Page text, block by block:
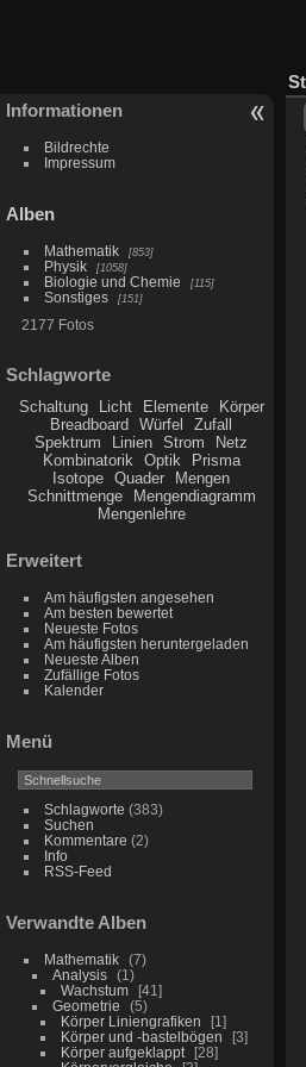
Informationen
Bildrechte
Impressum
Alben
Mathematik 853
Physik 1058
Biologie und Chemie 115
Sonstiges 151
2177 Fotos
Schlagworte
Schaltung Licht Elemente
Körper
Breadboard
Würfel
Zufall
Spektrum
Linien Strom
Netz
Kombinatorik
Optik
Prisma
Isotope
Quader
Mengen
Schnittmenge
Mengendiagramm
Mengenlehre
Erweitert
Am häufigsten angesehen
Am besten bewertet
Neueste Fotos
Am häufigsten heruntergeladen
Neueste Alben
Zufällige Fotos
Kalender
Menü
Schlagworte (383)
Suchen
Kommentare (2)
Info
RSS-Feed
Verwandte Alben
Mathematik
7
Analysis
1
Wachstum
41
Geometrie
5
Körper Liniengrafiken
1
Körper und -bastelbögen
3
Körper aufgeklappt
28